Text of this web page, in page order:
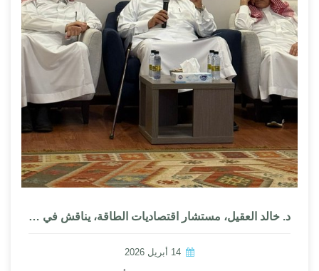
د. خالد العقيل، مستشار اقتصاديات الطاقة، يناقش في ديوانية «رأي» تداعيات الحرب على الصناعة النفطية والاقتصاد الدولي
14 أبريل 2026